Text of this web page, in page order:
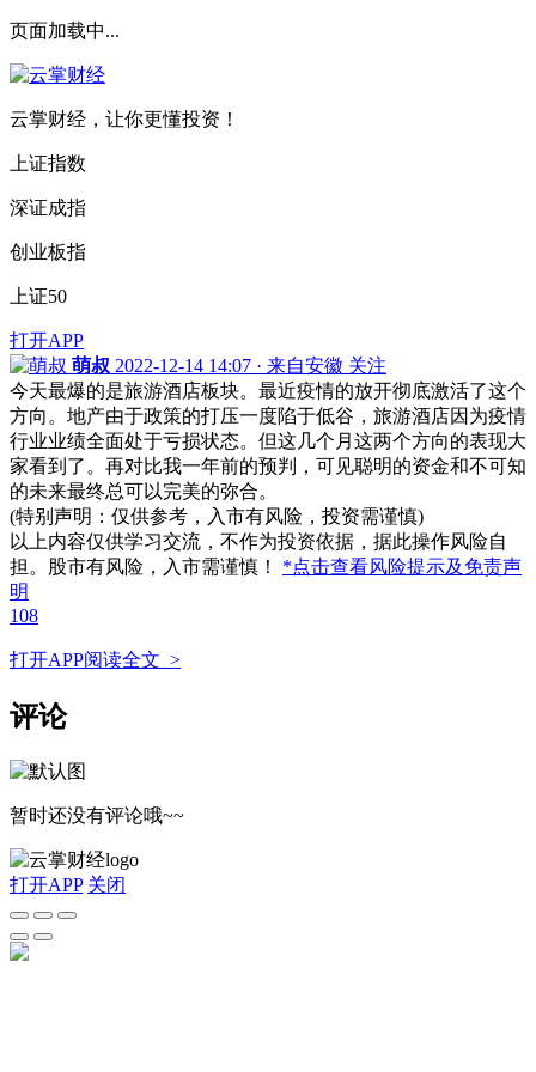
页面加载中...
云掌财经，让你更懂投资！
上证指数
深证成指
创业板指
上证50
打开APP
萌叔 2022-12-14 14:07 · 来自安徽 关注
今天最爆的是旅游酒店板块。最近疫情的放开彻底激活了这个
方向。地产由于政策的打压一度陷于低谷，旅游酒店因为疫情
行业业绩全面处于亏损状态。但这几个月这两个方向的表现大
家看到了。再对比我一年前的预判，可见聪明的资金和不可知
的未来最终总可以完美的弥合。
(特别声明：仅供参考，入市有风险，投资需谨慎)
以上内容仅供学习交流，不作为投资依据，据此操作风险自
担。股市有风险，入市需谨慎！ *点击查看风险提示及免责声
明
108
打开APP阅读全文 >
评论
暂时还没有评论哦~~
打开APP 关闭